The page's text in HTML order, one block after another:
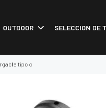
OUTDOOR SELECCION DE
tipo c